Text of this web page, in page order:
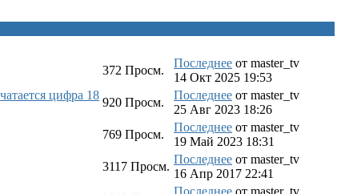
372 Просм.
Последнее от master_tv
14 Окт 2025 19:53
цифра 18
920 Просм.
Последнее от master_tv
25 Авг 2023 18:26
769 Просм.
Последнее от master_tv
19 Май 2023 18:31
3117 Просм.
Последнее от master_tv
16 Апр 2017 22:41
Последнее от master_tv